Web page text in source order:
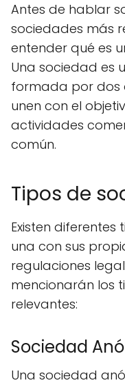
Antes de hablar
sociedades más
entender qué es
Una sociedad es
formada por dos
unen con el
actividades
común.
Tipos de
Existen
una con sus
regulaciones
mencionarán los
relevantes:
Sociedad
Una sociedad